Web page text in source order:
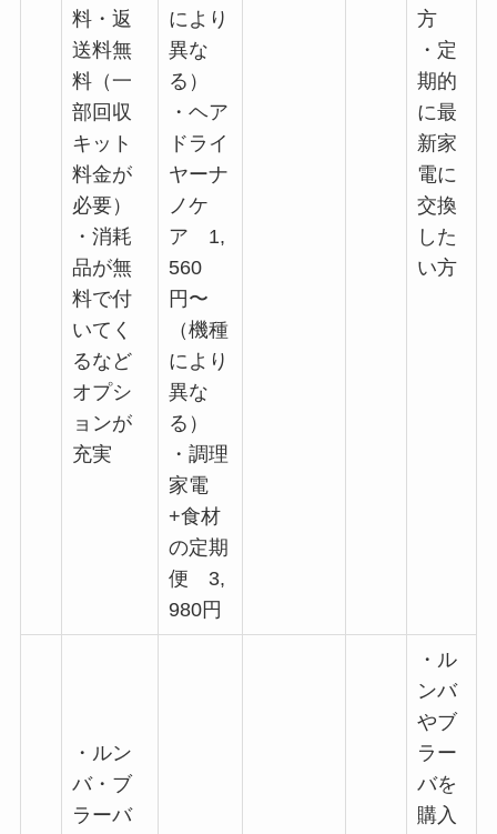
料・返
送料無
料（一
部回収
キット
料金が
必要）
・消耗
品が無
料で付
いてく
るなど
オプシ
ョンが
充実
により
異な
る）
・ヘア
ドライ
ヤーナ
ノケ
ア 1,
560
円〜
（機種
により
異な
る）
・調理
家電
+食材
の定期
便 3,
980円
方
・定
期的
に最
新家
電に
交換
した
い方
・ルン
バ・ブ
ラーバ
・ル
ンバ
やブ
ラー
バを
購入